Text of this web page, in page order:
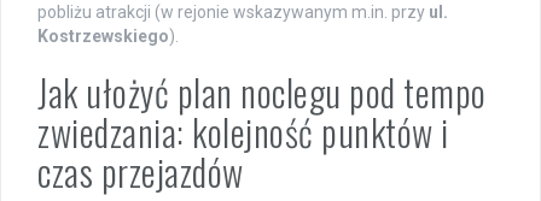
pobliżu atrakcji (w rejonie wskazywanym m.in. przy ul.
Kostrzewskiego).
Jak ułożyć plan noclegu pod tempo
zwiedzania: kolejność punktów i
czas przejazdów